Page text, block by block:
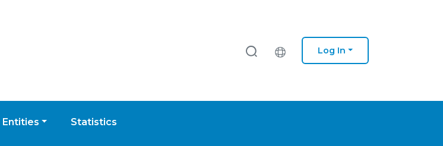
Log In
Entities Statistics